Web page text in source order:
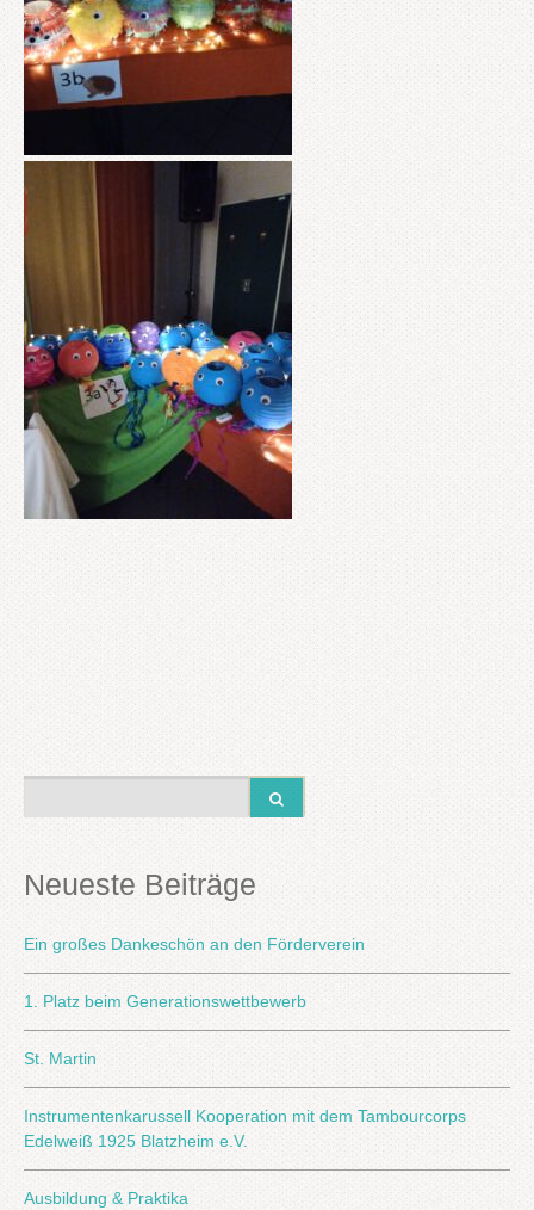
Neueste Beiträge
Ein großes Dankeschön an den Förderverein
1. Platz beim Generationswettbewerb
St. Martin
Instrumentenkarussell Kooperation mit dem Tambourcorps
Edelweiß 1925 Blatzheim e.V.
Ausbildung & Praktika